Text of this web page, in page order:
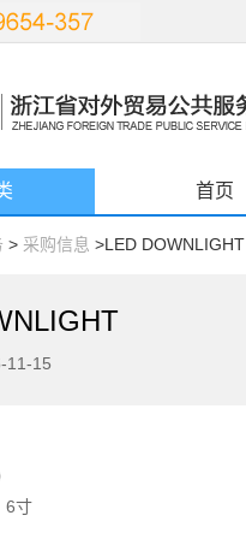
首页
> 采购信息 >LED DOWNLIGHT
11-15
6寸